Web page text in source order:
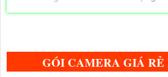
GÓI CAMERA GIÁ RẺ